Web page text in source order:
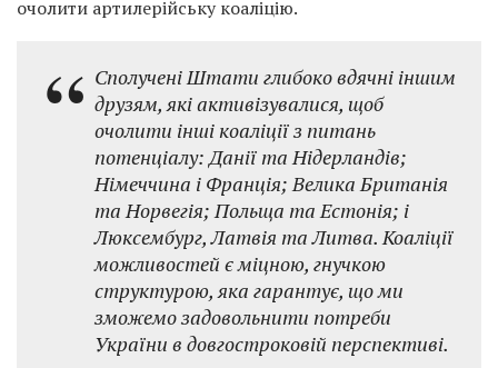
очолити артилерійську коаліцію.
Сполучені Штати глибоко вдячні іншим
друзям, які активізувалися, щоб
очолити інші коаліції з питань
потенціалу: Данії та Нідерландів;
Німеччина і Франція; Велика Британія
та Норвегія; Польща та Естонія; і
Люксембург, Латвія та Литва. Коаліції
можливостей є міцною, гнучкою
структурою, яка гарантує, що ми
зможемо задовольнити потреби
України в довгостроковій перспективі.